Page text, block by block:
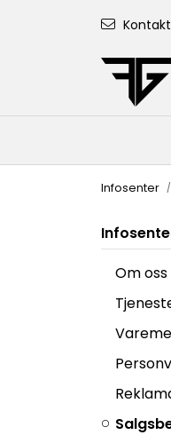
Infosenter
Om oss